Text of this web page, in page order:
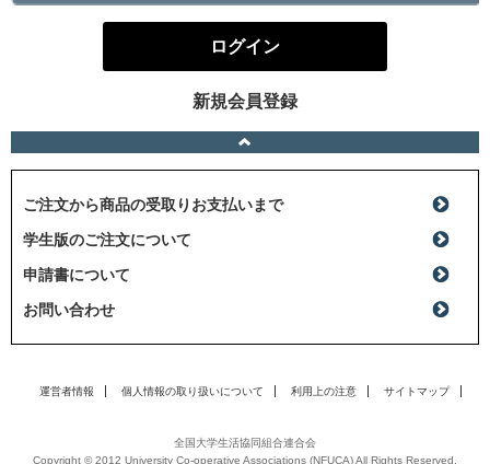
ログイン
新規会員登録
ご注文から商品の受取りお支払いまで
学生版のご注文について
申請書について
お問い合わせ
運営者情報 個人情報の取り扱いについて 利用上の注意 サイトマップ
全国大学生活協同組合連合会
Copyright © 2012 University Co-operative Associations (NFUCA) All Rights Reserved.